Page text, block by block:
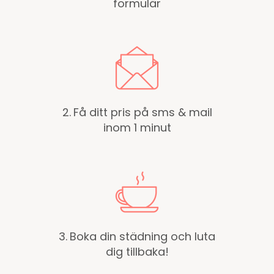
formulär
2. Få ditt pris på sms & mail
inom 1 minut
3. Boka din städning och luta
dig tillbaka!